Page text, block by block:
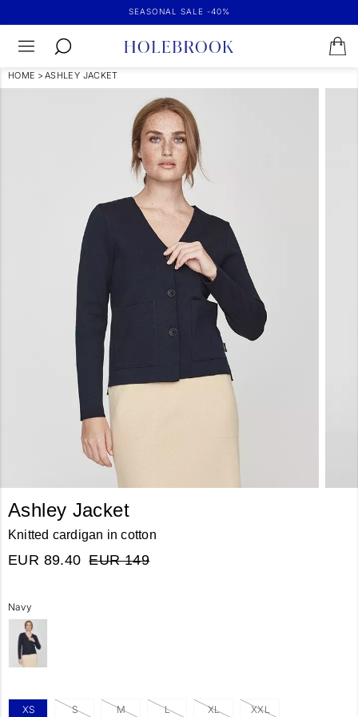
SEASONAL SALE -40%
HOME > ASHLEY JACKET
Ashley Jacket
Knitted cardigan in cotton
EUR 89.40 EUR 149
Navy
XS S M L XL XXL